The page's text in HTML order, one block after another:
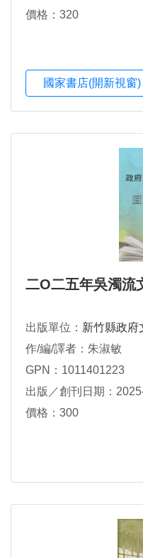
價格：320
國家書店(開新視窗)
二O二五年吳濁流
出版單位： 新竹縣政府
作/編/譯者：朱淑敏
GPN：1011401223
出版／創刊日期：
價格：300